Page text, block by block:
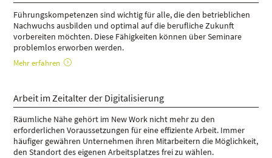
Führungskompetenzen sind wichtig für alle, die den betrieblichen
Nachwuchs ausbilden und optimal auf die berufliche Zukunft
vorbereiten möchten. Diese Fähigkeiten können über Seminare
problemlos erworben werden.
Mehr erfahren
Arbeit im Zeitalter der Digitalisierung
Räumliche Nähe gehört im New Work nicht mehr zu den
erforderlichen Voraussetzungen für eine effiziente Arbeit. Immer
häufiger gewähren Unternehmen ihren Mitarbeitern die Möglichkeit,
den Standort des eigenen Arbeitsplatzes frei zu wählen.